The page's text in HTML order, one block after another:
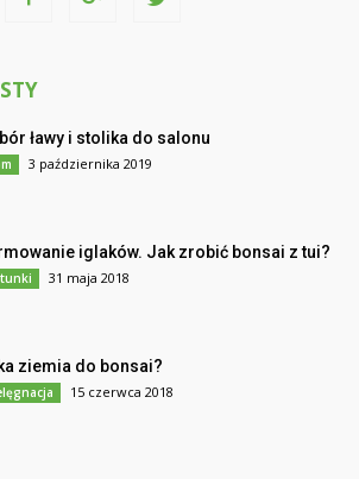
ławy i stolika do salonu
3 października 2019
iglaków. Jak zrobić bonsai z tui?
31 maja 2018
ziemia do bonsai?
15 czerwca 2018